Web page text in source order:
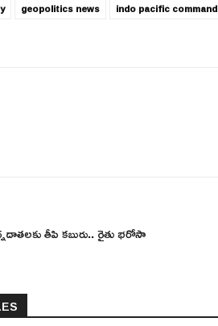
geopolitics news indo pacific command
తీపి కబురు.. రైతు భరోసా